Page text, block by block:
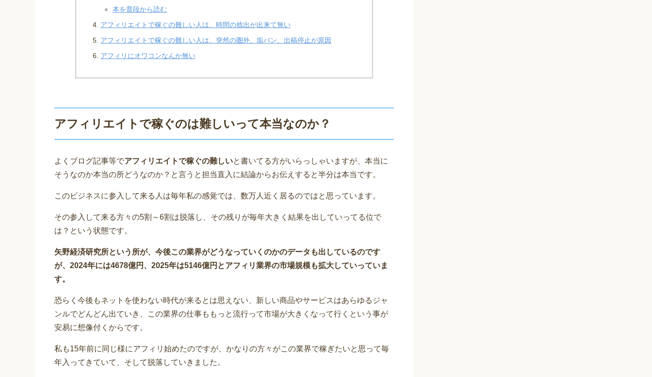
本を普段から読む
アフィリエイトで稼ぐの難しい人は、時間の捻出が出来て無い
アフィリエイトで稼ぐの難しい人は、突然の圏外、垢バン、出稿停止が原因
アフィリにオワコンなんか無い
アフィリエイトで稼ぐのは難しいって本当なのか？
よくブログ記事等でアフィリエイトで稼ぐの難しいと書いてる方がいらっしゃいますが、本当に
そうなのか本当の所どうなのか？と言うと担当直入に結論からお伝えすると半分は本当です。
このビジネスに参入して来る人は毎年私の感覚では、数万人近く居るのではと思っています。
その参入して来る方々の5割～6割は脱落し、その残りが毎年大きく結果を出していってる位で
は？という状態です。
矢野経済研究所という所が、今後この業界がどうなっていくのかのデータも出しているのです
が、2024年には4678億円、2025年は5146億円とアフィリ業界の市場規模も拡大していっていま
す。
恐らく今後もネットを使わない時代が来るとは思えない、新しい商品やサービスはあらゆるジャ
ンルでどんどん出ていき、この業界の仕事ももっと流行って市場が大きくなって行くという事が
安易に想像付くからです。
私も15年前に同じ様にアフィリ始めたのですが、かなりの方々がこの業界で稼ぎたいと思って毎
年入ってきていて、そして脱落していきました。